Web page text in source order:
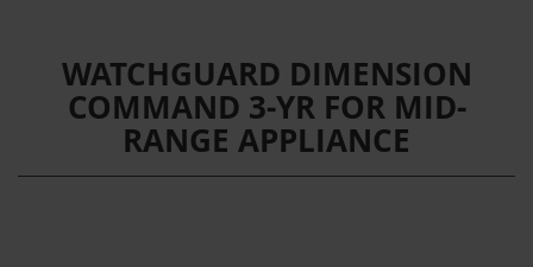
WATCHGUARD DIMENSION
COMMAND 3-YR FOR MID-
RANGE APPLIANCE